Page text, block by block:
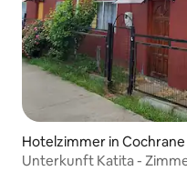
landwirtschaftliche
Traditionen erhalten
Hotelzimmer in Cochrane
Unterkunft Katita -